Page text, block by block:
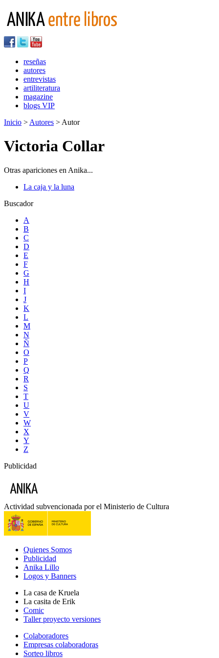
reseñas
autores
entrevistas
artiliteratura
magazine
blogs VIP
Inicio > Autores > Autor
Victoria Collar
Otras apariciones en Anika...
La caja y la luna
Buscador
A
B
C
D
E
F
G
H
I
J
K
L
M
N
Ñ
O
P
Q
R
S
T
U
V
W
X
Y
Z
Publicidad
Actividad subvencionada por el Ministerio de Cultura
Quienes Somos
Publicidad
Anika Lillo
Logos y Banners
La casa de Kruela
La casita de Erik
Comic
Taller proyecto versiones
Colaboradores
Empresas colaboradoras
Sorteo libros